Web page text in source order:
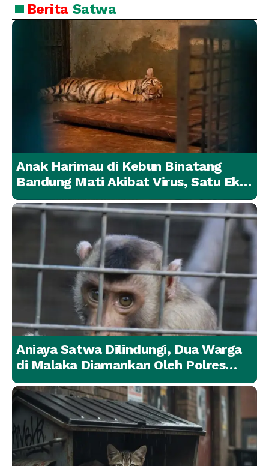
Berita Satwa
Anak Harimau di Kebun Binatang
Bandung Mati Akibat Virus, Satu Ekor
Lainnya Berangsur Membaik
Aniaya Satwa Dilindungi, Dua Warga
di Malaka Diamankan Oleh Polres
Malaka